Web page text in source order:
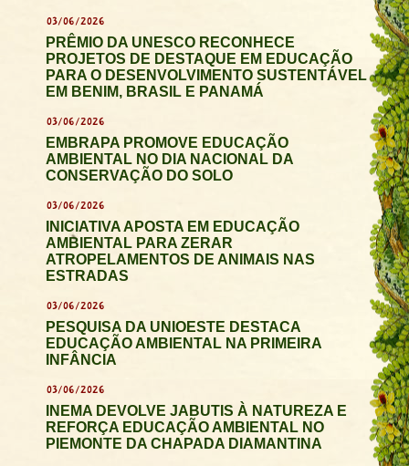
03/06/2026
PRÊMIO DA UNESCO RECONHECE
PROJETOS DE DESTAQUE EM EDUCAÇÃO
PARA O DESENVOLVIMENTO SUSTENTÁVEL
EM BENIM, BRASIL E PANAMÁ
03/06/2026
EMBRAPA PROMOVE EDUCAÇÃO
AMBIENTAL NO DIA NACIONAL DA
CONSERVAÇÃO DO SOLO
03/06/2026
INICIATIVA APOSTA EM EDUCAÇÃO
AMBIENTAL PARA ZERAR
ATROPELAMENTOS DE ANIMAIS NAS
ESTRADAS
03/06/2026
PESQUISA DA UNIOESTE DESTACA
EDUCAÇÃO AMBIENTAL NA PRIMEIRA
INFÂNCIA
03/06/2026
INEMA DEVOLVE JABUTIS À NATUREZA E
REFORÇA EDUCAÇÃO AMBIENTAL NO
PIEMONTE DA CHAPADA DIAMANTINA